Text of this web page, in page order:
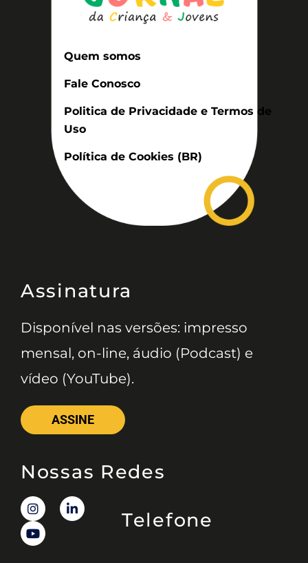
Quem somos
Fale Conosco
Politica de Privacidade e Termos de
Uso
Política de Cookies (BR)
Assinatura
Disponível nas versões: impresso
mensal, on-line, áudio (Podcast) e
vídeo (YouTube).
ASSINE
Nossas Redes
Telefone